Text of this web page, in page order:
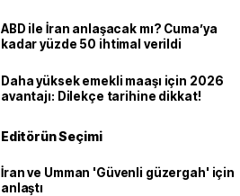
ABD ile İran anlaşacak mı? Cuma’ya
kadar yüzde 50 ihtimal verildi
Daha yüksek emekli maaşı için 2026
avantajı: Dilekçe tarihine dikkat!
Editörün Seçimi
İran ve Umman 'Güvenli güzergah' için
anlaştı